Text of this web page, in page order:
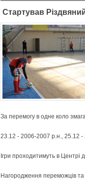
Стартував
За перемогу в одне коло
23.12 - 2006-2007 р.н., 25.12 -
Ігри проходитимуть в
Нагородження переможців та